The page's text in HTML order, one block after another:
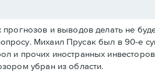
и выводов делать не
Михаил Прусак был в 90-е
и прочих иностранных
убран из области.